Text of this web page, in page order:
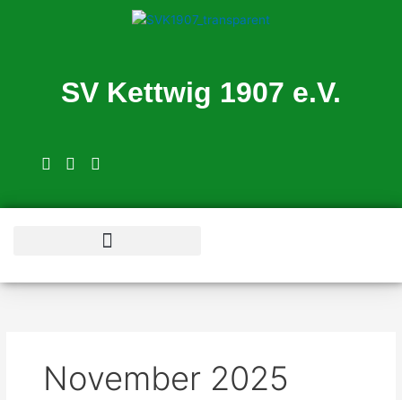
SV Kettwig 1907 e.V.
November 2025